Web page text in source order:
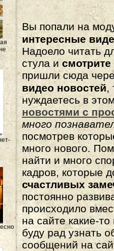
Вы попали на
интересные
Надоело читать
стула и
пришли сюда
видео новостей,
нуждаетесь в
новостями с
много
посмотрев
много нового.
найти и много
кадров, которые
счастливых
постоянно
происходило
на сайте какие-
буду рад узнать
сообщений на